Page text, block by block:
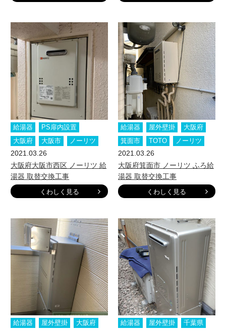
給湯器
PS扉内設置
大阪府
大阪市 ノーリツ
2021.03.26
大阪府大阪市西区 ノーリツ 給
湯器 取替交換工事
くわしく見る
給湯器 屋外壁掛
大阪府
箕面市
TOTO ノーリツ
2021.03.26
大阪府箕面市 ノーリツ ふろ給
湯器 取替交換工事
くわしく見る
給湯器 屋外壁掛 大阪府 給湯器 屋外壁掛 千葉県